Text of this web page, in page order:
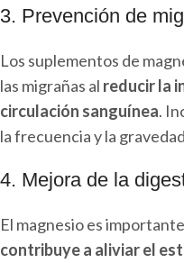
3. Prevención de
Los suplementos de
las migrañas al reducir la
circulación sanguínea.
la frecuencia y la
4. Mejora de la
El magnesio es
contribuye a aliviar el